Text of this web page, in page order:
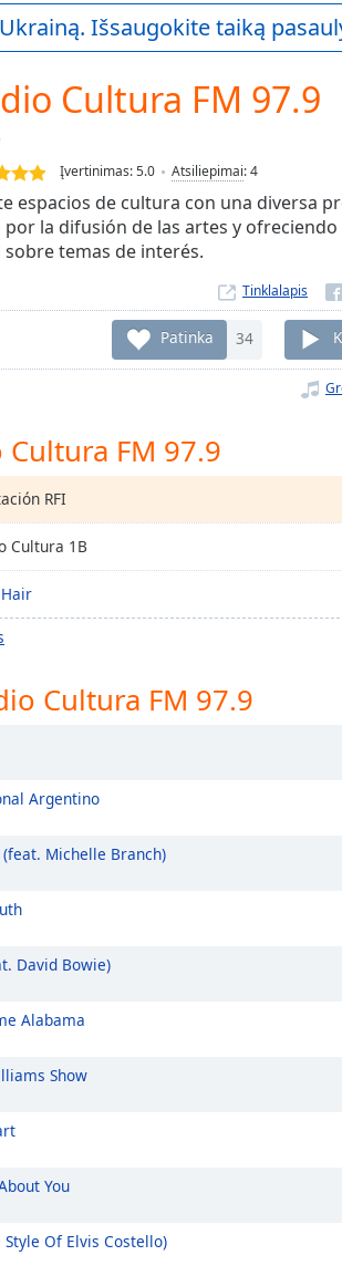
Išsaugokite taiką
Cultura FM 97.9
Įvertinimas:5.0 Atsiliepimai:4
espacios de cultura con una diversa
la difusión de las artes y ofreciendo
temas de interés.
Tinklalapis
Patinka 34
FM 97.9
RFI
Cultura 1B
Cultura FM 97.9
Argentino
Michelle Branch)
David Bowie)
Alabama
Show
You
Of Elvis Costello)